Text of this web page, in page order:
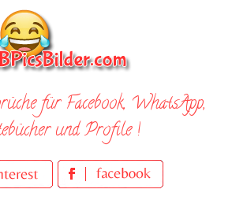
für Facebook, WhatsApp,
und Profile !